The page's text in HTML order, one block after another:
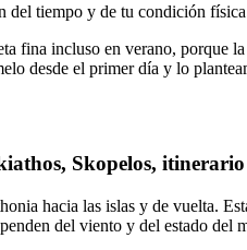
tiempo y de tu condición
fina incluso en verano, porque
desde el primer día y lo
Skopelos,
hacia las islas y de vuelta.
del viento y del estado del